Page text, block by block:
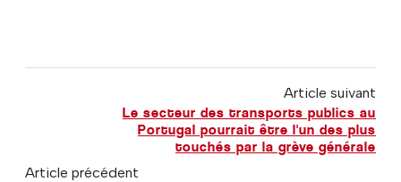
Article suivant
Le secteur des transports publics au
Portugal pourrait être l'un des plus
touchés par la grève générale
Article précédent